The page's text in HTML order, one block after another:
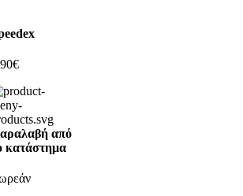
από
κατάστημα